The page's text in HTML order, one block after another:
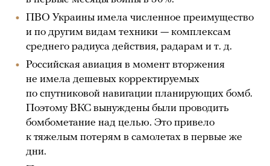
ПВО Украины имела численное преимущество
и по другим видам техники — комплексам
среднего радиуса действия, радарам и т. д.
Российская авиация в момент вторжения
не имела дешевых корректируемых
по спутниковой навигации планирующих бомб.
Поэтому ВКС вынуждены были проводить
бомбометание над целью. Это привело
к тяжелым потерям в самолетах в первые же
дни.